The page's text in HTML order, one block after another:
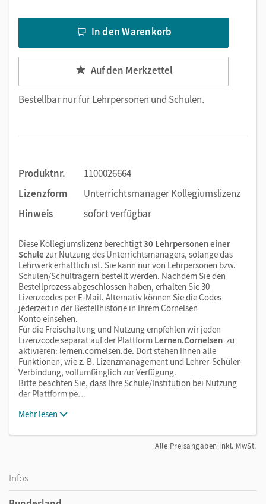
In den Warenkorb
Auf den Merkzettel
Bestellbar nur fürLehrpersonen und Schulen.
Produktnr.
1100026664
Lizenzform
Unterrichtsmanager Kollegiumslizenz
Hinweis
sofort verfügbar
Diese Kollegiumslizenz berechtigt30 Lehrpersonen einer
Schule zur Nutzung des Unterrichtsmanagers, solange das
Lehrwerk erhältlich ist. Sie kann nur von Lehrpersonen bzw.
Schulen/Schulträgern bestellt werden. Nachdem Sie den
Bestellprozess abgeschlossen haben, erhalten Sie 30
Lizenzcodes per E-Mail. Alternativ können Sie die Codes
jederzeit in der Bestellhistorie in Ihrem Cornelsen
Konto einsehen.
Für die Freischaltung und Nutzung empfehlen wir jeden
Lizenzcode separat auf der Plattform Lernen.Cornelsen zu
aktivieren: lernen.cornelsen.de. Dort stehen Ihnen alle
Funktionen, wie z. B. Lizenzmanagement und Lehrer-Schüler-
Verbindung, vollumfänglich zur Verfügung.
Bitte beachten Sie, dass Ihre Schule/Institution bei Nutzung
der Plattform pe…
Mehr lesen
Alle Preisangaben inkl. MwSt.
Infos